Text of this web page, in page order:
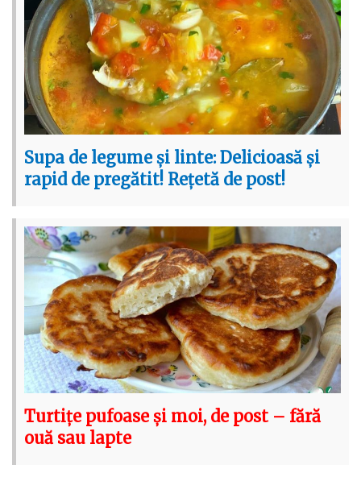
Supa de legume și linte: Delicioasă și
rapid de pregătit! Rețetă de post!
Turtițe pufoase și moi, de post – fără
ouă sau lapte